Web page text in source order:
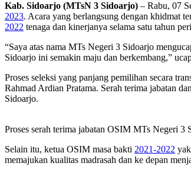
Kab. Sidoarjo (MTsN 3 Sidoarjo) – Rabu, 07
2023. Acara yang berlangsung dengan khidmat
2022 tenaga dan kinerjanya selama satu tahun
“Saya atas nama MTs Negeri 3 Sidoarjo
Sidoarjo ini semakin maju dan berkembang,”
Proses seleksi yang panjang pemilihan secara
Rahmad Ardian Pratama. Serah terima jabatan
Sidoarjo.
Proses serah terima jabatan OSIM MTs Negeri 3
Selain itu, ketua OSIM masa bakti 2021-2022
memajukan kualitas madrasah dan ke depan